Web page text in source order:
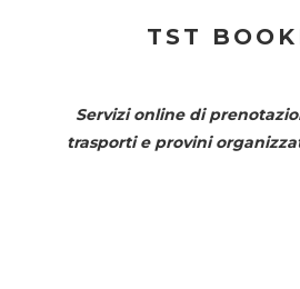
TST
Servizi online di
trasporti e provini